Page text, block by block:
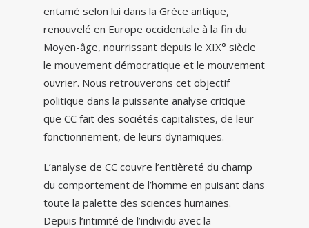
entamé selon lui dans la Grèce antique,
renouvelé en Europe occidentale à la fin du
Moyen-âge, nourrissant depuis le XIX° siècle
le mouvement démocratique et le mouvement
ouvrier. Nous retrouverons cet objectif
politique dans la puissante analyse critique
que CC fait des sociétés capitalistes, de leur
fonctionnement, de leurs dynamiques.
L’analyse de CC couvre l’entièreté du champ
du comportement de l’homme en puisant dans
toute la palette des sciences humaines.
Depuis l’intimité de l’individu avec la